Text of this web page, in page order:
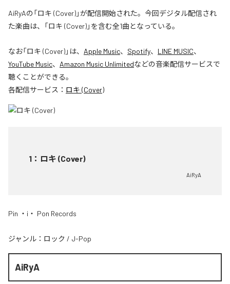
AiRyAの「ロキ (Cover)」が配信開始された。今回デジタル配信され
た楽曲は、「ロキ (Cover)」を含む全1曲となっている。
なお「ロキ (Cover)」は、 Apple Music、 Spotify、 LINE MUSIC、
YouTube Music、 Amazon Music Unlimitedなどの音楽配信サービスで
聴くことができる。
各配信サービス： ロキ (Cover)
1 ： ロキ (Cover)
AiRyA
Pin ・i・ Pon Records
ジャンル： ロック / J-Pop
AiRyA